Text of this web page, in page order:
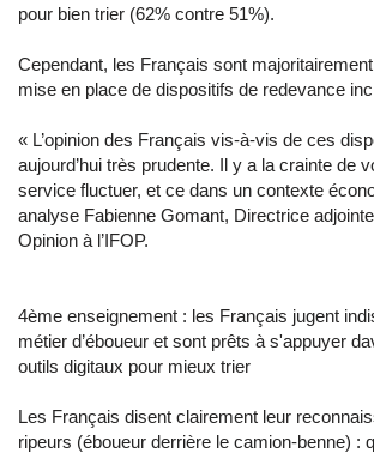
pour bien trier (62% contre 51%).
Cependant, les Français sont
mise en place de dispositifs de redevance
« L’opinion des Français vis-à-vis de ces
aujourd’hui très prudente. Il y a la crainte de
service fluctuer, et ce dans un contexte
analyse Fabienne Gomant, Directrice
Opinion à l’IFOP.
4ème enseignement : les Français jugent
métier d’éboueur et sont prêts à s'appuyer
outils digitaux pour mieux trier
Les Français disent clairement leur
ripeurs (éboueur derrière le camion-benne) :